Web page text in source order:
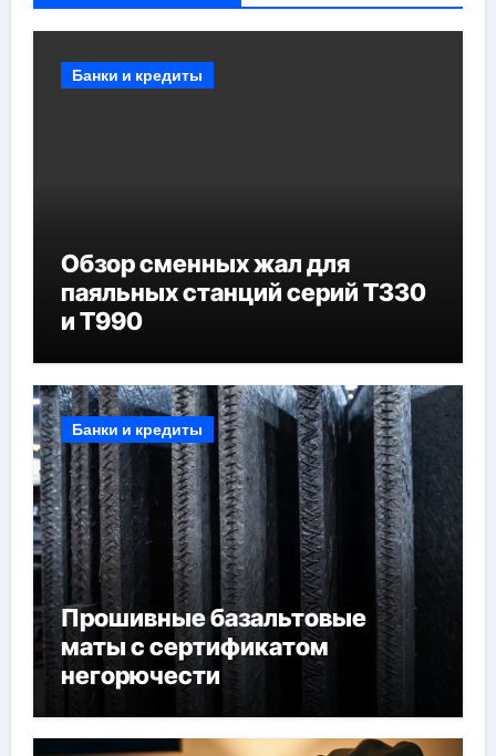
Банки и кредиты
Обзор сменных жал для
паяльных станций серий T330
и T990
Банки и кредиты
Прошивные базальтовые
маты с сертификатом
негорючести